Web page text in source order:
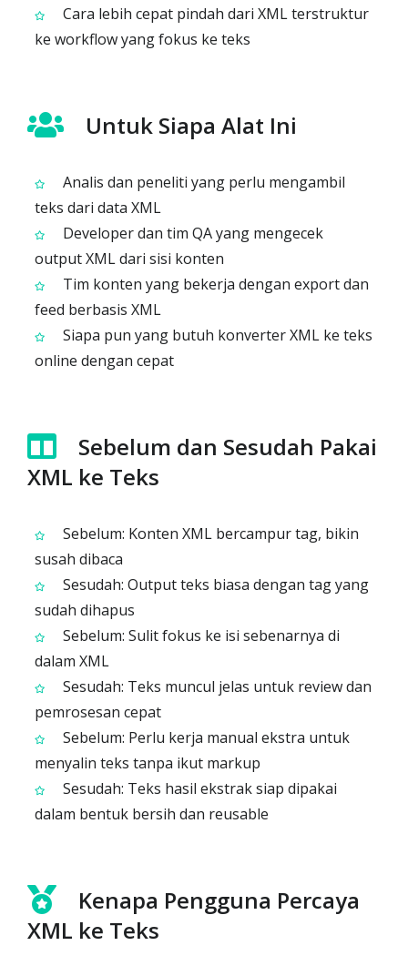
Cara lebih cepat pindah dari XML terstruktur
ke workflow yang fokus ke teks
Untuk Siapa Alat Ini
Analis dan peneliti yang perlu mengambil
teks dari data XML
Developer dan tim QA yang mengecek
output XML dari sisi konten
Tim konten yang bekerja dengan export dan
feed berbasis XML
Siapa pun yang butuh konverter XML ke teks
online dengan cepat
Sebelum dan Sesudah Pakai
XML ke Teks
Sebelum: Konten XML bercampur tag, bikin
susah dibaca
Sesudah: Output teks biasa dengan tag yang
sudah dihapus
Sebelum: Sulit fokus ke isi sebenarnya di
dalam XML
Sesudah: Teks muncul jelas untuk review dan
pemrosesan cepat
Sebelum: Perlu kerja manual ekstra untuk
menyalin teks tanpa ikut markup
Sesudah: Teks hasil ekstrak siap dipakai
dalam bentuk bersih dan reusable
Kenapa Pengguna Percaya
XML ke Teks